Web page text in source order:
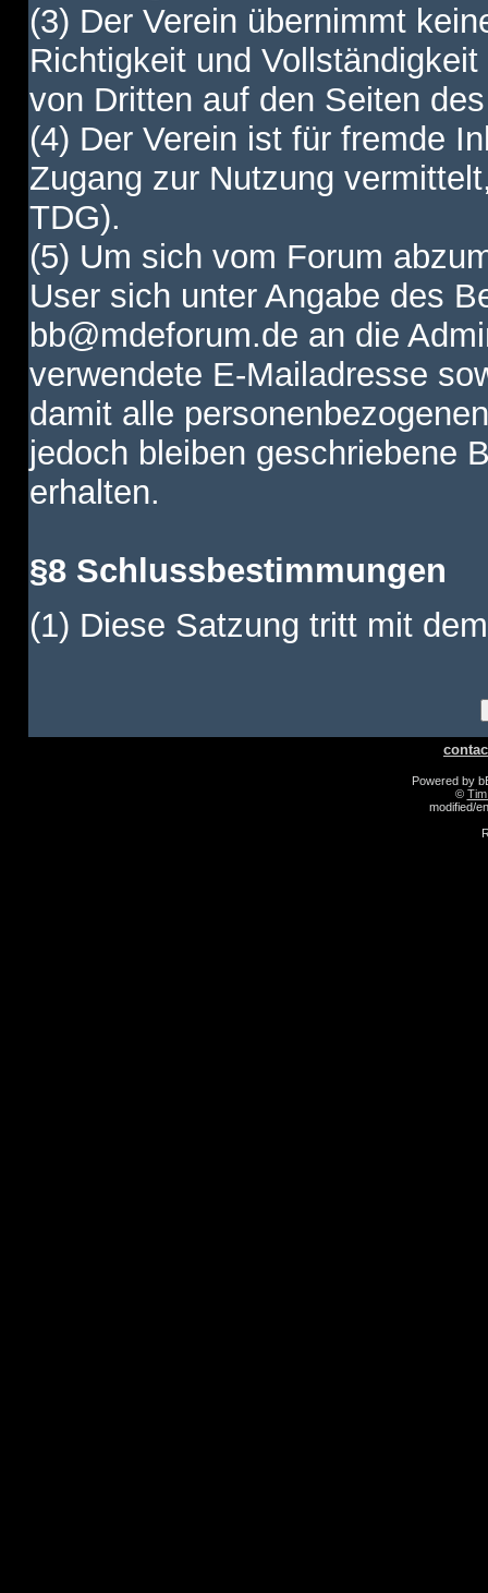
(3) Der Verein übernimmt
Richtigkeit und
von Dritten auf den Seiten
(4) Der Verein ist für fremde
Zugang zur Nutzung
TDG).
(5) Um sich vom Forum
User sich unter Angabe des
bb@mdeforum.de an die
verwendete E-Mailadresse
damit alle
jedoch bleiben geschriebene
erhalten.
§8 Schlussbestimmungen
(1) Diese Satzung tritt mit
Powered by
©
modified/